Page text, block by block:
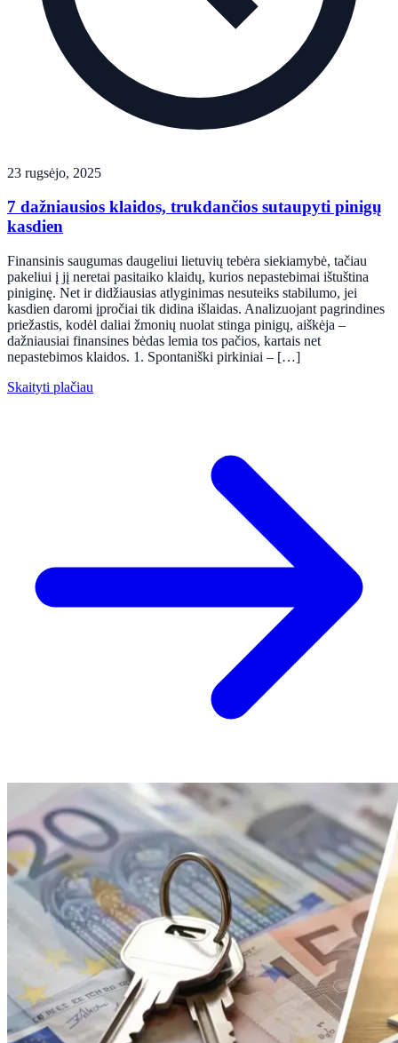
23 rugsėjo, 2025
7 dažniausios klaidos, trukdančios sutaupyti pinigų
kasdien
Finansinis saugumas daugeliui lietuvių tebėra siekiamybė, tačiau
pakeliui į jį neretai pasitaiko klaidų, kurios nepastebimai ištuština
piniginę. Net ir didžiausias atlyginimas nesuteiks stabilumo, jei
kasdien daromi įpročiai tik didina išlaidas. Analizuojant pagrindines
priežastis, kodėl daliai žmonių nuolat stinga pinigų, aiškėja –
dažniausiai finansines bėdas lemia tos pačios, kartais net
nepastebimos klaidos. 1. Spontaniški pirkiniai – […]
Skaityti plačiau